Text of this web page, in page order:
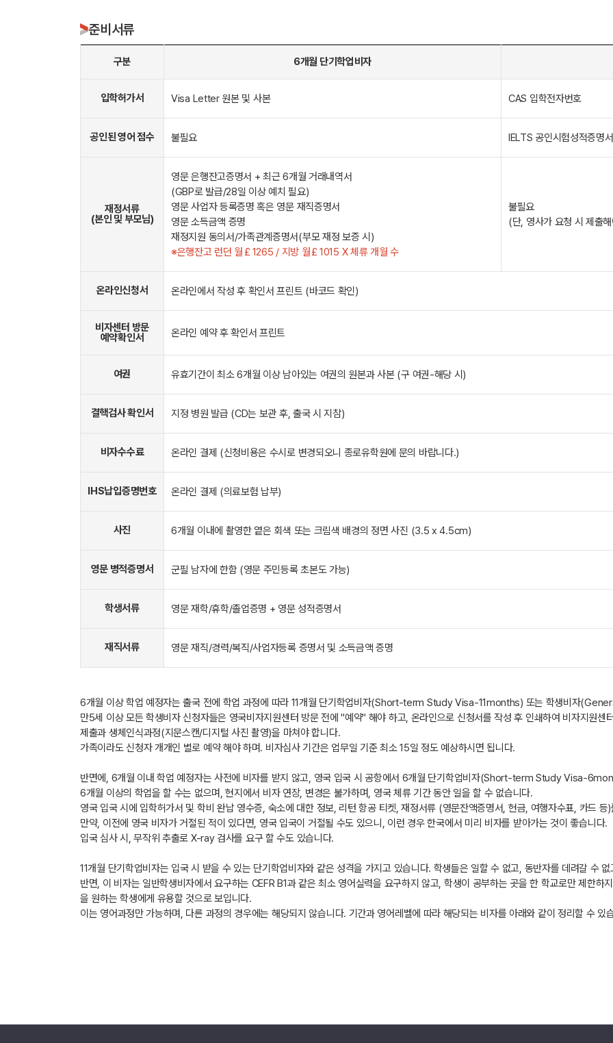
준비서류
구분 6개월 단기학업비자
입학허가서 Visa Letter 원본 및 사본 CAS 입학전자번호
공인된 영어 점수 불필요 IELTS 공인시험성적증명
재정서류
(본인 및 부모님)
영문 은행잔고증명서 + 최근 6개월 거래내역서
(GBP로 발급/28일 이상 예치 필요)
영문 사업자 등록증명 혹은 영문 재직증명서
영문 소득금액 증명
※은행잔고 런던 월￡1265 / 지방 월￡1015 X 체류 개월 수
불필요
(단, 영사가 요청 시 제출
온라인신청서 온라인에서 작성 후 확인서 프린트 (바코드 확인)
비자센터 방문
예약확인서
온라인 예약 후 확인서 프린트
여권 유효기간이 최소 6개월 이상 남아있는 여권의 원본과 사본 (구 여권-해당 시)
결핵검사 확인서 지정 병원 발급 (CD는 보관 후, 출국 시 지참)
비자수수료 온라인 결제 (신청비용은 수시로 변경되오니 종로유학원에 문의 바랍니다.)
IHS납입증명번호 온라인 결제 (의료보험 납부)
사진 6개월 이내에 촬영한 옅은 회색 또는 크림색 배경의 정면 사진 (3.5 x 4.5cm)
영문 병적증명서 군필 남자에 한함 (영문 주민등록 초본도 가능)
학생서류 영문 재학/휴학/졸업증명 + 영문 성적증명서
재직서류 영문 재직/경력/복직/사업자등록 증명서 및 소득금액 증명
6개월 이상 학업 예정자는 출국 전에 학업 과정에 따라 11개월 단기학업비자(Short-term Study Visa-11months) 또는 학생비자
만5세 이상 모든 학생비자 신청자들은 영국비자지원센터 방문 전에 "예약" 해야 하고, 온라인으로 신청서를 작성 후 인쇄하여 비자지원
제출과 생체인식과정(지문스캔/디지털 사진 촬영)을 마쳐야 합니다.
가족이라도 신청자 개개인 별로 예약 해야 하며. 비자심사 기간은 업무일 기준 최소 15일 정도 예상하시면 됩니다.
반면에, 6개월 이내 학업 예정자는 사전에 비자를 받지 않고, 영국 입국 시 공항에서 6개월 단기학업비자(Short-term Study Visa-
6개월 이상의 학업을 할 수는 없으며, 현지에서 비자 연장, 변경은 불가하며, 영국 체류 기간 동안 일을 할 수 없습니다.
영국 입국 시에 입학허가서 및 학비 완납 영수증, 숙소에 대한 정보, 리턴 항공 티켓, 재정서류 (영문잔액증명서, 현금, 여행자수표, 카드 등
만약, 이전에 영국 비자가 거절된 적이 있다면, 영국 입국이 거절될 수도 있으니, 이런 경우 한국에서 미리 비자를 받아가는 것이 좋습니다.
입국 심사 시, 무작위 추출로 X-ray 검사를 요구 할 수도 있습니다.
11개월 단기학업비자는 입국 시 받을 수 있는 단기학업비자와 같은 성격을 가지고 있습니다. 학생들은 일할 수 없고, 동반자를 데려갈 수
반면, 이 비자는 일반학생비자에서 요구하는 CEFR B1과 같은 최소 영어실력을 요구하지 않고, 학생이 공부하는 곳을 한 학교로만 제한하
을 원하는 학생에게 유용할 것으로 보입니다.
이는 영어과정만 가능하며, 다른 과정의 경우에는 해당되지 않습니다. 기간과 영어레벨에 따라 해당되는 비자를 아래와 같이 정리할 수 있